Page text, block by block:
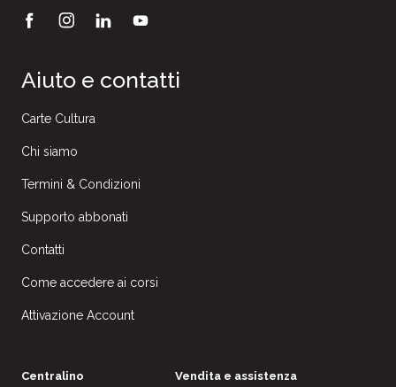
Aiuto e contatti
Carte Cultura
Chi siamo
Termini & Condizioni
Supporto abbonati
Contatti
Come accedere ai corsi
Attivazione Account
Centralino Vendita e assistenza